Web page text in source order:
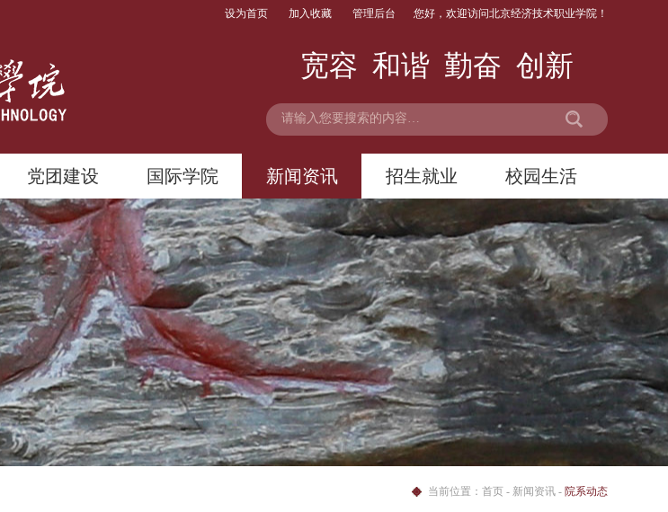
您好，欢迎访问北京经济技术职业学院！
设为首页 加入收藏 管理后台
宽容 和谐 勤奋 创新
党团建设 国际学院 新闻资讯 招生就业 校园生活
当前位置： 首页- 新闻资讯 - 院系动态